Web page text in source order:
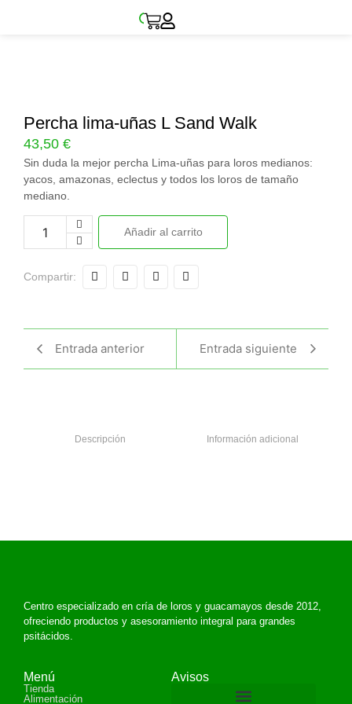
Percha lima-uñas L Sand Walk
43,50 €
Sin duda la mejor percha Lima-uñas para loros medianos:
yacos, amazonas, eclectus y todos los loros de tamaño
mediano.
Añadir al carrito
Compartir:
Entrada anterior Entrada siguiente
Descripción Información adicional
Centro especializado en cría de loros y guacamayos desde 2012,
ofreciendo productos y asesoramiento integral para grandes
psitácidos.
Menú
Tienda
Alimentación
Avisos